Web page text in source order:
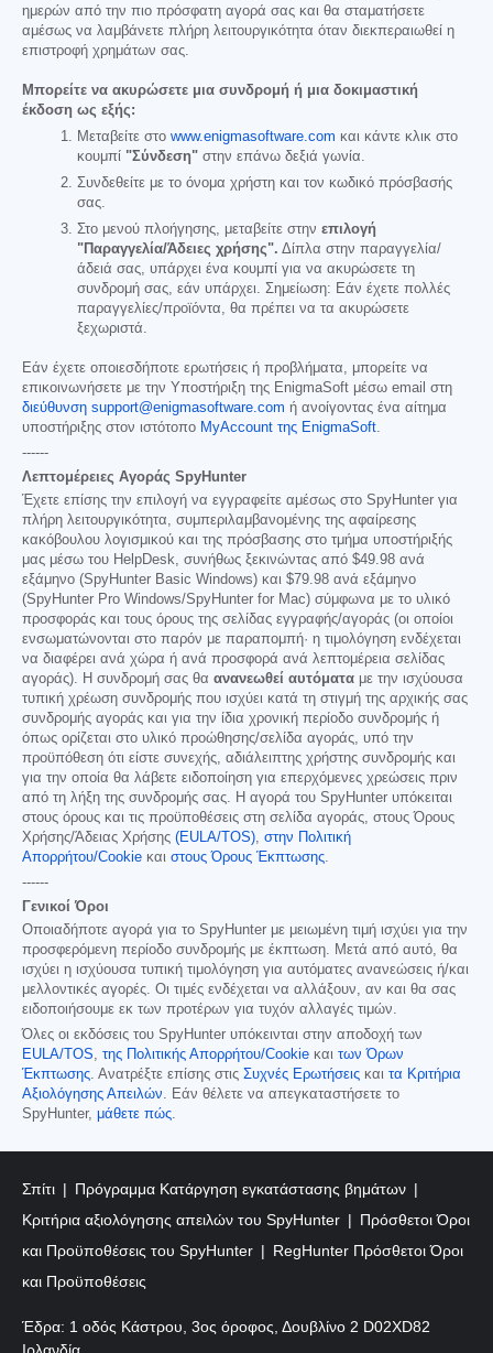
ημερών από την πιο πρόσφατη αγορά σας και θα σταματήσετε
αμέσως να λαμβάνετε πλήρη λειτουργικότητα όταν διεκπεραιωθεί η
επιστροφή χρημάτων σας.
Μπορείτε να ακυρώσετε μια συνδρομή ή μια δοκιμαστική
έκδοση ως εξής:
Μεταβείτε στο www.enigmasoftware.com και κάντε κλικ στο
κουμπί "Σύνδεση" στην επάνω δεξιά γωνία.
Συνδεθείτε με το όνομα χρήστη και τον κωδικό πρόσβασής
σας.
Στο μενού πλοήγησης, μεταβείτε στην επιλογή
"Παραγγελία/Άδειες χρήσης". Δίπλα στην παραγγελία/
άδειά σας, υπάρχει ένα κουμπί για να ακυρώσετε τη
συνδρομή σας, εάν υπάρχει. Σημείωση: Εάν έχετε πολλές
παραγγελίες/προϊόντα, θα πρέπει να τα ακυρώσετε
ξεχωριστά.
Εάν έχετε οποιεσδήποτε ερωτήσεις ή προβλήματα, μπορείτε να
επικοινωνήσετε με την Υποστήριξη της EnigmaSoft μέσω email στη
διεύθυνση support@enigmasoftware.com ή ανοίγοντας ένα αίτημα
υποστήριξης στον ιστότοπο MyAccount της EnigmaSoft.
------
Λεπτομέρειες Αγοράς SpyHunter
Έχετε επίσης την επιλογή να εγγραφείτε αμέσως στο SpyHunter για
πλήρη λειτουργικότητα, συμπεριλαμβανομένης της αφαίρεσης
κακόβουλου λογισμικού και της πρόσβασης στο τμήμα υποστήριξής
μας μέσω του HelpDesk, συνήθως ξεκινώντας από $49.98 ανά
εξάμηνο (SpyHunter Basic Windows) και $79.98 ανά εξάμηνο
(SpyHunter Pro Windows/SpyHunter for Mac) σύμφωνα με το υλικό
προσφοράς και τους όρους της σελίδας εγγραφής/αγοράς (οι οποίοι
ενσωματώνονται στο παρόν με παραπομπή· η τιμολόγηση ενδέχεται
να διαφέρει ανά χώρα ή ανά προσφορά ανά λεπτομέρεια σελίδας
αγοράς). Η συνδρομή σας θα ανανεωθεί αυτόματα με την ισχύουσα
τυπική χρέωση συνδρομής που ισχύει κατά τη στιγμή της αρχικής σας
συνδρομής αγοράς και για την ίδια χρονική περίοδο συνδρομής ή
όπως ορίζεται στο υλικό προώθησης/σελίδα αγοράς, υπό την
προϋπόθεση ότι είστε συνεχής, αδιάλειπτης χρήστης συνδρομής και
για την οποία θα λάβετε ειδοποίηση για επερχόμενες χρεώσεις πριν
από τη λήξη της συνδρομής σας. Η αγορά του SpyHunter υπόκειται
στους όρους και τις προϋποθέσεις στη σελίδα αγοράς, στους Όρους
Χρήσης/Άδειας Χρήσης (EULA/TOS), στην Πολιτική
Απορρήτου/Cookie και στους Όρους Έκπτωσης.
------
Γενικοί Όροι
Οποιαδήποτε αγορά για το SpyHunter με μειωμένη τιμή ισχύει για την
προσφερόμενη περίοδο συνδρομής με έκπτωση. Μετά από αυτό, θα
ισχύει η ισχύουσα τυπική τιμολόγηση για αυτόματες ανανεώσεις ή/και
μελλοντικές αγορές. Οι τιμές ενδέχεται να αλλάξουν, αν και θα σας
ειδοποιήσουμε εκ των προτέρων για τυχόν αλλαγές τιμών.
Όλες οι εκδόσεις του SpyHunter υπόκεινται στην αποδοχή των
EULA/TOS, της Πολιτικής Απορρήτου/Cookie και των Όρων
Έκπτωσης. Ανατρέξτε επίσης στις Συχνές Ερωτήσεις και τα Κριτήρια
Αξιολόγησης Απειλών. Εάν θέλετε να απεγκαταστήσετε το
SpyHunter, μάθετε πώς.
Σπίτι
Πρόγραμμα Κατάργηση εγκατάστασης βημάτων
Κριτήρια αξιολόγησης απειλών του SpyHunter
Πρόσθετοι Όροι
και Προϋποθέσεις του SpyHunter
RegHunter Πρόσθετοι Όροι
και Προϋποθέσεις
Έδρα: 1 οδός Κάστρου, 3ος όροφος, Δουβλίνο 2 D02XD82